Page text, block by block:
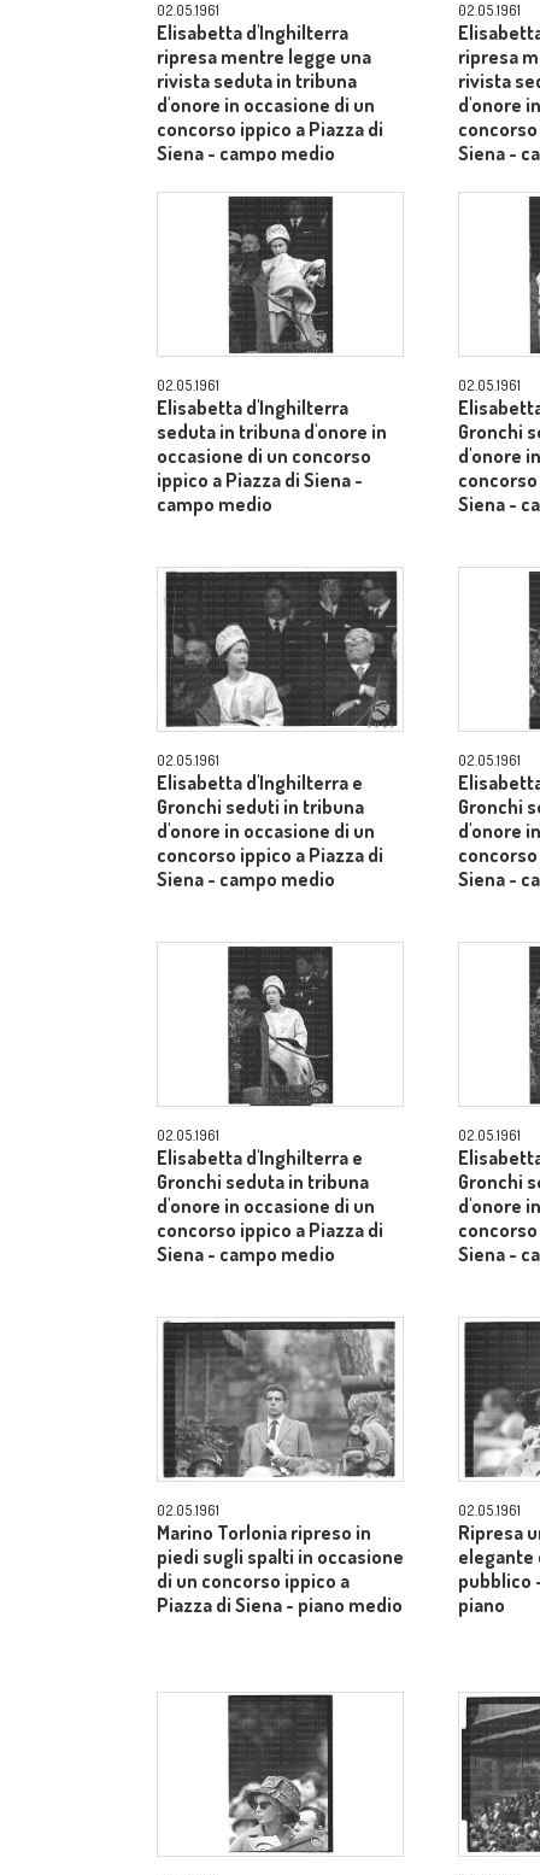
02.05.1961
Elisabetta d'Inghilterra
ripresa mentre legge una
rivista seduta in tribuna
d'onore in occasione di un
concorso ippico a Piazza di
Siena - campo medio
02.05.1961
ripresa
rivista
d'onore
Siena -
02.05.1961
Elisabetta d'Inghilterra
seduta in tribuna d'onore in
occasione di un concorso
ippico a Piazza di Siena -
campo medio
02.05.1961
Gronchi
d'onore
Siena -
02.05.1961
Elisabetta d'Inghilterra e
Gronchi seduti in tribuna
d'onore in occasione di un
concorso ippico a Piazza di
Siena - campo medio
02.05.1961
Gronchi
d'onore
Siena -
02.05.1961
Elisabetta d'Inghilterra e
Gronchi seduta in tribuna
d'onore in occasione di un
concorso ippico a Piazza di
Siena - campo medio
02.05.1961
Gronchi
d'onore
Siena -
02.05.1961
Marino Torlonia ripreso in
piedi sugli spalti in occasione
di un concorso ippico a
Piazza di Siena - piano medio
02.05.1961
Ripresa
elegante
pubblico
piano